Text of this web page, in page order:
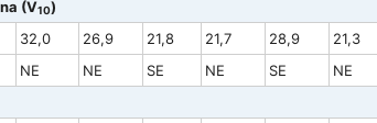
(V10)
32,0 26,9 21,8 21,7 28,9 21,3
NE NE SE NE SE NE